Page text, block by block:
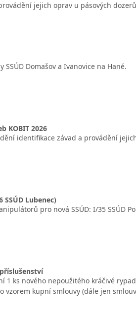
jejich oprav u pásových dozerů
Domašov a Ivanovice na Hané.
KOBIT 2026
identifikace závad a provádění
SSÚD Lubenec)
pro nová SSÚD: I/35 SSÚD
1 ks nového nepoužitého kráčivé
vzorem kupní smlouvy (dále jen